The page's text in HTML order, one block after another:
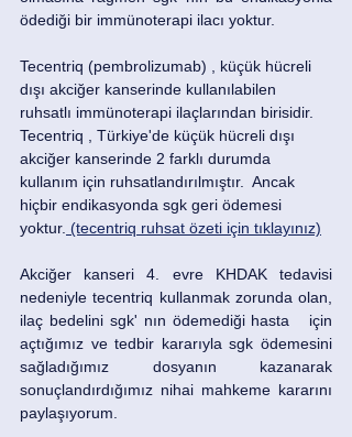
ödediği bir immünoterapi ilacı yoktur.
Tecentriq (pembrolizumab) , küçük hücreli
dışı akciğer kanserinde kullanılabilen
ruhsatlı immünoterapi ilaçlarından birisidir.
Tecentriq , Türkiye'de küçük hücreli dışı
akciğer kanserinde 2 farklı durumda
kullanım için ruhsatlandırılmıştır.  Ancak
hiçbir endikasyonda sgk geri ödemesi
yoktur. (tecentriq ruhsat özeti için tıklayınız)
Akciğer kanseri 4. evre KHDAK tedavisi
nedeniyle tecentriq kullanmak zorunda olan,
ilaç bedelini sgk' nın ödemediği hasta   için
açtığımız ve tedbir kararıyla sgk ödemesini
sağladığımız dosyanın kazanarak
sonuçlandırdığımız nihai mahkeme kararını
paylaşıyorum.